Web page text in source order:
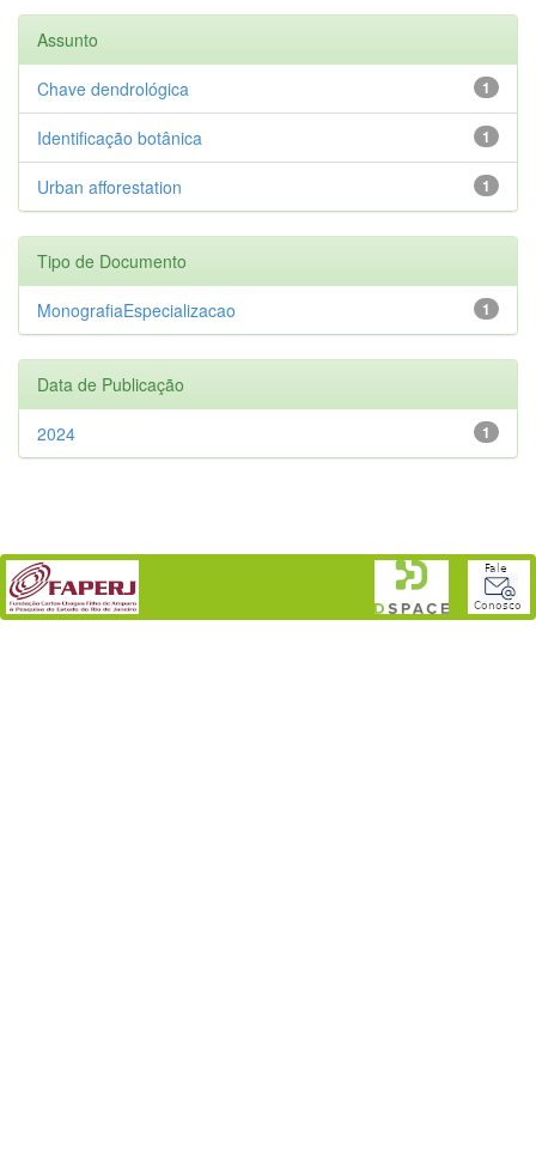
Assunto
1
Chave dendrológica
1
Identificação botânica
1
Urban afforestation
Tipo de Documento
1
MonografiaEspecializacao
Data de Publicação
1
2024